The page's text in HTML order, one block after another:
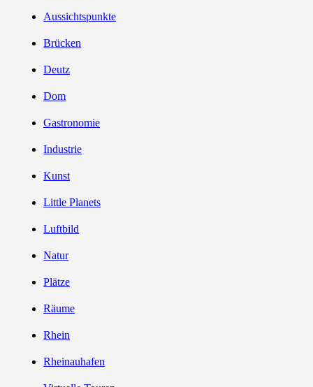
Aussichtspunkte
Brücken
Deutz
Dom
Gastronomie
Industrie
Kunst
Little Planets
Luftbild
Natur
Plätze
Räume
Rhein
Rheinauhafen